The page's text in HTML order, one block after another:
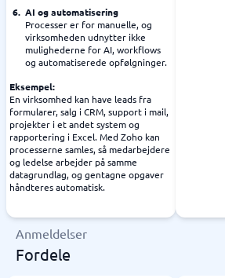
AI og automatisering
Processer er for manuelle, og
virksomheden udnytter ikke
mulighederne for AI, workflows
og automatiserede opfølgninger.
Eksempel:
En virksomhed kan have leads fra
formularer, salg i CRM, support i mail,
projekter i et andet system og
rapportering i Excel. Med Zoho kan
processerne samles, så medarbejdere
og ledelse arbejder på samme
datagrundlag, og gentagne opgaver
håndteres automatisk.
Anmeldelser
Fordele